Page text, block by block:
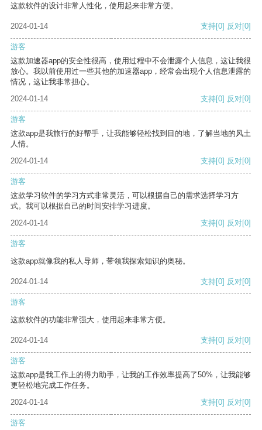
这款软件的设计非常人性化，使用起来非常方便。
2024-01-14 支持[0] 反对[0]
游客
这款加速器app的安全性很高，使用过程中不会泄露个人信息，这让我很
放心。我以前使用过一些其他的加速器app，经常会出现个人信息泄露的
情况，这让我非常担心。
2024-01-14
支持[0] 反对[0]
游客
这款app是我旅行的好帮手，让我能够轻松找到目的地，了解当地的风土
人情。
2024-01-14
支持[0] 反对[0]
游客
这款学习软件的学习方式非常灵活，可以根据自己的需求选择学习方
式。我可以根据自己的时间安排学习进度。
2024-01-14
支持[0] 反对[0]
游客
这款app就像我的私人导师，带领我探索知识的奥秘。
2024-01-14 支持[0] 反对[0]
游客
这款软件的功能非常强大，使用起来非常方便。
2024-01-14 支持[0] 反对[0]
游客
这款app是我工作上的得力助手，让我的工作效率提高了50%，让我能够
更轻松地完成工作任务。
2024-01-14
支持[0] 反对[0]
游客